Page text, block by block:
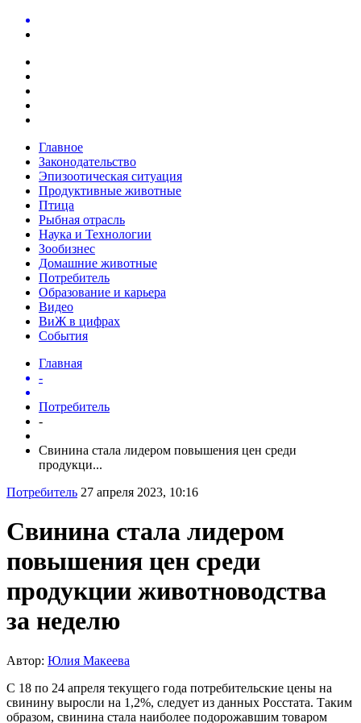
Главное
Законодательство
Эпизоотическая ситуация
Продуктивные животные
Птица
Рыбная отрасль
Наука и Технологии
Зообизнес
Домашние животные
Потребитель
Образование и карьера
Видео
ВиЖ в цифрах
События
Главная
-
Потребитель
-
Свинина стала лидером повышения цен среди
продукци...
Потребитель 27 апреля 2023, 10:16
Свинина стала лидером
повышения цен среди
продукции животноводства
за неделю
Автор: Юлия Макеева
С 18 по 24 апреля текущего года потребительские цены на
свинину выросли на 1,2%, следует из данных Росстата. Таким
образом, свинина стала наиболее подорожавшим товаром